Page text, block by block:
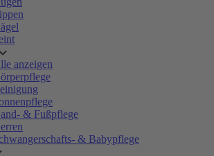
anzeigen
& Fußpflege
& Babypflege